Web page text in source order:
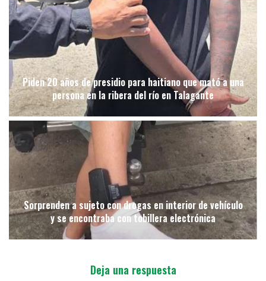
Piden 20 años de presidio para haitiano que mató a una
persona en la ribera del río en Talagante
Sorprenden a sujeto con drogas en interior de vehículo
y se encontraba con tobillera electrónica
Deja una respuesta